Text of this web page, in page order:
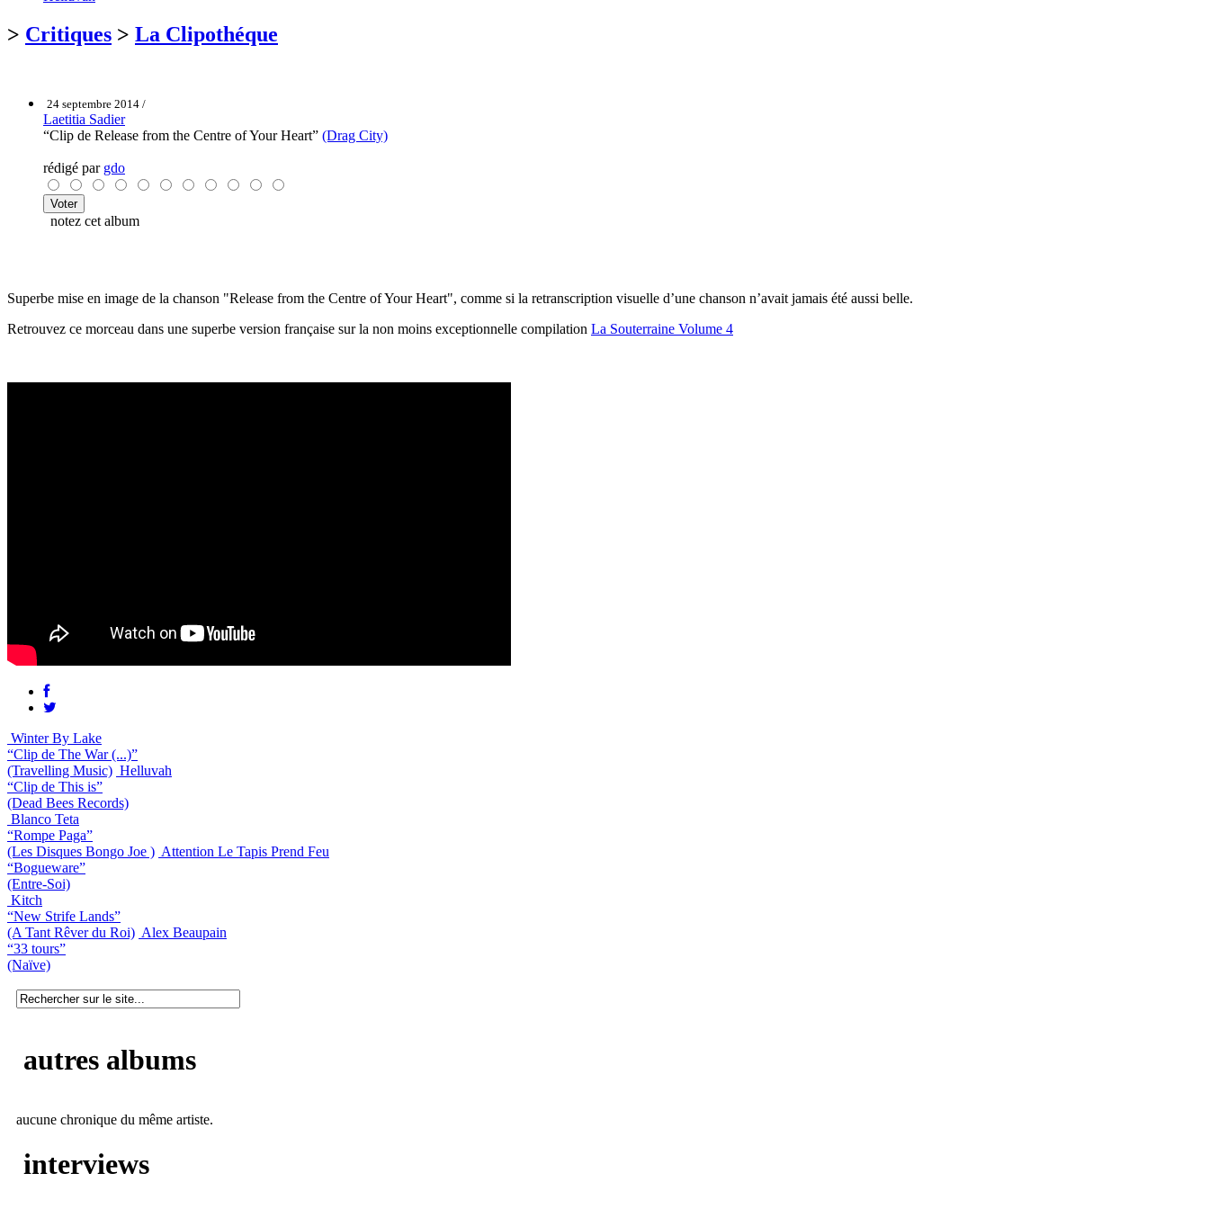
> Critiques > La Clipothéque
24 septembre 2014 /
Laetitia Sadier
“Clip de Release from the Centre of Your Heart” (Drag City)
rédigé par gdo
notez cet album
Superbe mise en image de la chanson "Release from the Centre of Your Heart", comme si la retranscription visuelle d’une chanson n’avait jamais été aussi belle.
Retrouvez ce morceau dans une superbe version française sur la non moins exceptionnelle compilation La Souterraine Volume 4
Winter By Lake
“Clip de The War (...)”
(Travelling Music) Helluvah
“Clip de This is”
(Dead Bees Records)
Blanco Teta
“Rompe Paga”
(Les Disques Bongo Joe ) Attention Le Tapis Prend Feu
“Bogueware”
(Entre-Soi)
Kitch
“New​ Strife Lands”
(A Tant Rêver du Roi) Alex Beaupain
“33 tours”
(Naïve)
autres albums
aucune chronique du même artiste.
interviews